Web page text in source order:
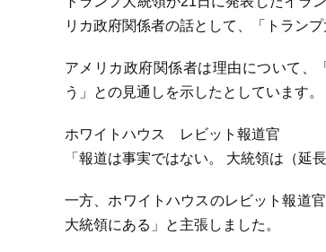
リカ政府関係者の話として、「トラン
アメリカ政府関係者は理由について、
う」との見通しを示したとしています。
ホワイトハウス レビット報道官
「報道は事実ではない。 大統領は（延
一方、ホワイトハウスのレビット報道
大統領にある」と主張しました。